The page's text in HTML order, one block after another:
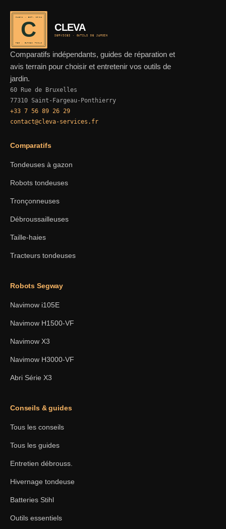
C
CLEVA · EST. 2024
REF · GARDEN TOOLS
CLEVA
SERVICES · OUTILS DE JARDIN
Comparatifs indépendants, guides de réparation et
avis terrain pour choisir et entretenir vos outils de
jardin.
60 Rue de Bruxelles
77310 Saint-Fargeau-Ponthierry
+33 7 56 89 26 29
contact@cleva-services.fr
Comparatifs
Tondeuses à gazon
Robots tondeuses
Tronçonneuses
Débroussailleuses
Taille-haies
Tracteurs tondeuses
Robots Segway
Navimow i105E
Navimow H1500-VF
Navimow X3
Navimow H3000-VF
Abri Série X3
Conseils & guides
Tous les conseils
Tous les guides
Entretien débrouss.
Hivernage tondeuse
Batteries Stihl
Outils essentiels